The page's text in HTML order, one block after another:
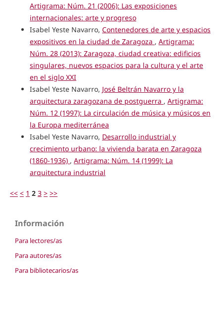
Artigrama: Núm. 21 (2006): Las exposiciones
internacionales: arte y progreso
Isabel Yeste Navarro, Contenedores de arte y espacios
expositivos en la ciudad de Zaragoza , Artigrama:
Núm. 28 (2013): Zaragoza, ciudad creativa: edificios
singulares, nuevos espacios para la cultura y el arte
en el siglo XXI
Isabel Yeste Navarro, José Beltrán Navarro y la
arquitectura zaragozana de postguerra , Artigrama:
Núm. 12 (1997): La circulación de música y músicos en
la Europa mediterránea
Isabel Yeste Navarro, Desarrollo industrial y
crecimiento urbano: la vivienda barata en Zaragoza
(1860-1936) , Artigrama: Núm. 14 (1999): La
arquitectura industrial
<< < 1 2 3 > >>
Información
Para lectores/as
Para autores/as
Para bibliotecarios/as